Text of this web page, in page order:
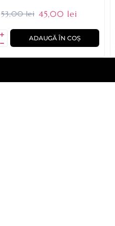
53,00 lei 45,00 lei
ADAUGĂ ÎN COȘ